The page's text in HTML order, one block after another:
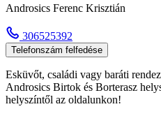
Androsics Ferenc Krisztián
306525392
Telefonszám felfedése
Esküvőt, családi vagy baráti
Androsics Birtok és Borterasz
helyszíntől az oldalunkon!